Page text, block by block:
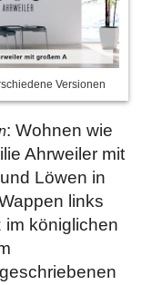
Versionen
: Wohnen wie
Ahrweiler mit
Löwen in
links
im königlichen